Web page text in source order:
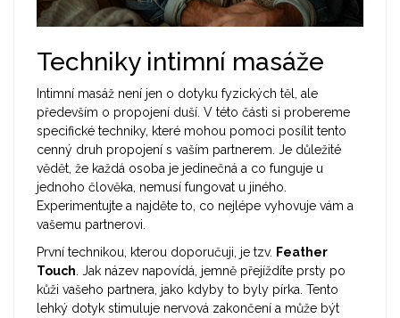
Techniky intimní masáže
Intimní masáž není jen o dotyku fyzických těl, ale
především o propojení duší. V této části si probereme
specifické techniky, které mohou pomoci posílit tento
cenný druh propojení s vaším partnerem. Je důležité
vědět, že každá osoba je jedinečná a co funguje u
jednoho člověka, nemusí fungovat u jiného.
Experimentujte a najděte to, co nejlépe vyhovuje vám a
vašemu partnerovi.
První technikou, kterou doporučuji, je tzv. Feather
Touch . Jak název napovídá, jemně přejíždíte prsty po
kůži vašeho partnera, jako kdyby to byly pírka. Tento
lehký dotyk stimuluje nervová zakončení a může být